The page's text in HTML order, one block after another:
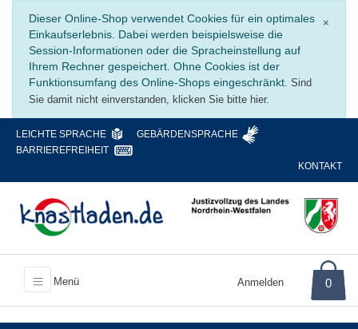
×
Dieser Online-Shop verwendet Cookies für ein optimales
Einkaufserlebnis. Dabei werden beispielsweise die
Session-Informationen oder die Spracheinstellung auf
Ihrem Rechner gespeichert. Ohne Cookies ist der
Funktionsumfang des Online-Shops eingeschränkt. Sind
Sie damit nicht einverstanden, klicken Sie bitte hier.
LEICHTE SPRACHE
GEBÄRDENSPRACHE
BARRIEREFREIHEIT
KONTAKT
Menü Anmelden 0